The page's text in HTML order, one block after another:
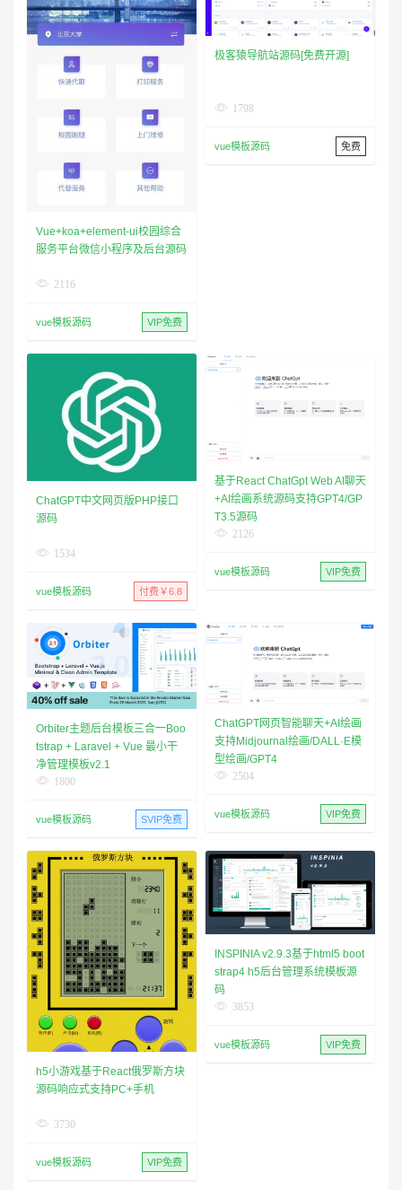
Vue+koa+element-ui校园综合
服务平台微信小程序及后台源码
2116
vue模板源码 VIP免费
极客猿导航站源码[免费开源]
1798
vue模板源码 免费
ChatGPT中文网页版PHP接口
源码
1534
vue模板源码 付费￥6.8
基于React ChatGpt Web AI聊天
+AI绘画系统源码支持GPT4/GP
T3.5源码
2126
vue模板源码 VIP免费
Orbiter主题后台模板三合一Boo
tstrap + Laravel + Vue 最小干
净管理模板v2.1
1800
vue模板源码 SVIP免费
ChatGPT网页智能聊天+AI绘画
支持Midjournal绘画/DALL·E模
型绘画/GPT4
2504
vue模板源码 VIP免费
h5小游戏基于React俄罗斯方块
源码响应式支持PC+手机
3730
vue模板源码 VIP免费
INSPINIA v2.9.3基于html5 boot
strap4 h5后台管理系统模板源
码
3853
vue模板源码 VIP免费